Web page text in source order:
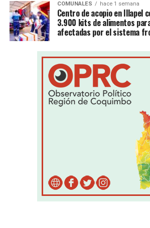
COMUNALES hace 1 semana
Centro de acopio en Illapel
3.900 kits de alimentos
afectadas por el sistema